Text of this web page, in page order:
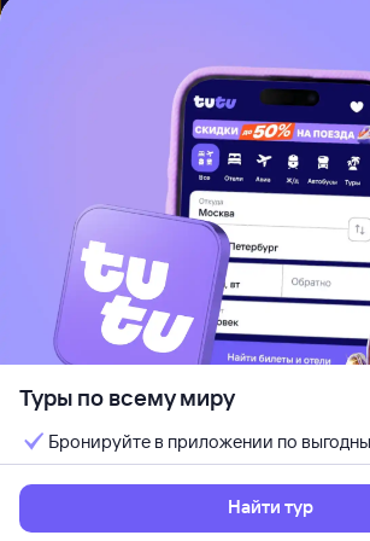
Приложение Туту
Вакансии
Контакты
Правовая информация
При использовании материалов ссылка на
Туры по всему миру
Бронируйте в приложении по
Найти тур